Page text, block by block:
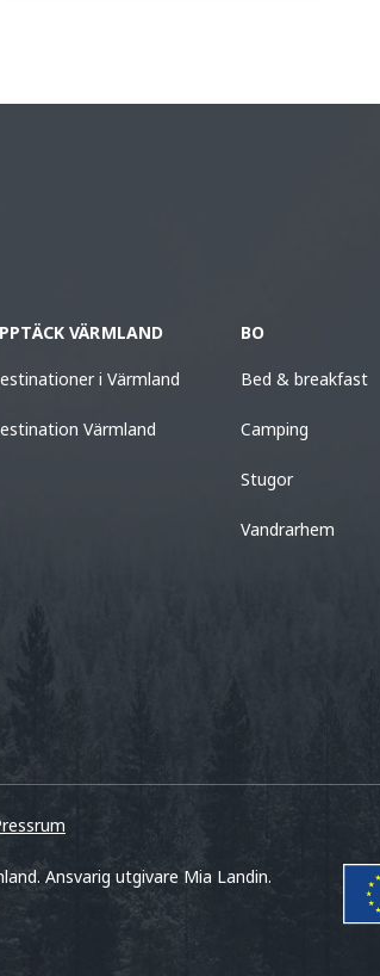
VÄRMLAND
i Värmland
Värmland
BO
Bed & breakfast
Camping
Stugor
Vandrarhem
Ansvarig utgivare Mia Landin.